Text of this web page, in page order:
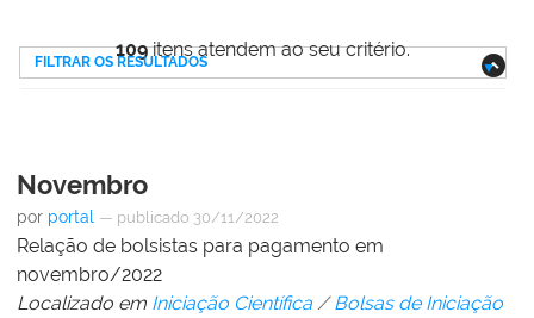
109itens atendem ao seu critério.
FILTRAR OS RESULTADOS
Novembro
por portal — publicado 30/11/2022
Relação de bolsistas para pagamento em
novembro/2022
Localizado em Iniciação Científica /Bolsas de Iniciação